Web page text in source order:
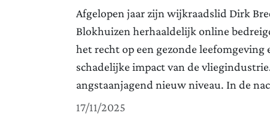
Afgelopen jaar zijn wijkraadslid Dirk
Blokhuizen herhaaldelijk online
het recht op een gezonde
schadelijke impact van de
angstaanjagend nieuw niveau. In de
17/11/2025